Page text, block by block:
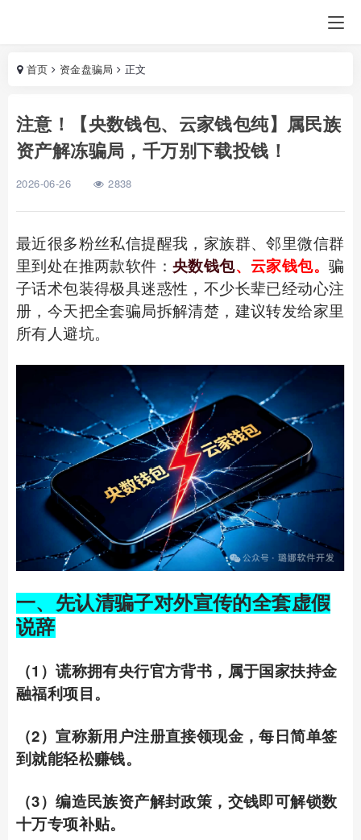
首页 资金盘骗局 正文
注意！【央数钱包、云家钱包纯】属民族
资产解冻骗局，千万别下载投钱！
2026-06-26 2838
最近很多粉丝私信提醒我，家族群、邻里微信群
里到处在推两款软件： 央数钱包、云家钱包。骗
子话术包装得极具迷惑性，不少长辈已经动心注
册，今天把全套骗局拆解清楚，建议转发给家里
所有人避坑。
一、先认清骗子对外宣传的全套虚假
说辞
（1）谎称拥有央行官方背书，属于国家扶持金
融福利项目。
（2）宣称新用户注册直接领现金，每日简单签
到就能轻松赚钱。
（3）编造民族资产解封政策，交钱即可解锁数
十万专项补贴。